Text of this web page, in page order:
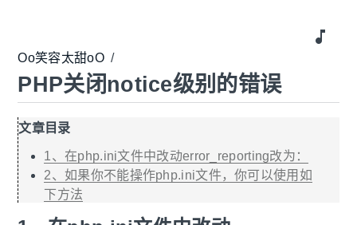
music_note
Oo笑容太甜oO /
PHP关闭notice级别的错误
文章目录
1、在php.ini文件中改动error_reporting改为：
2、如果你不能操作php.ini文件，你可以使用如
下方法